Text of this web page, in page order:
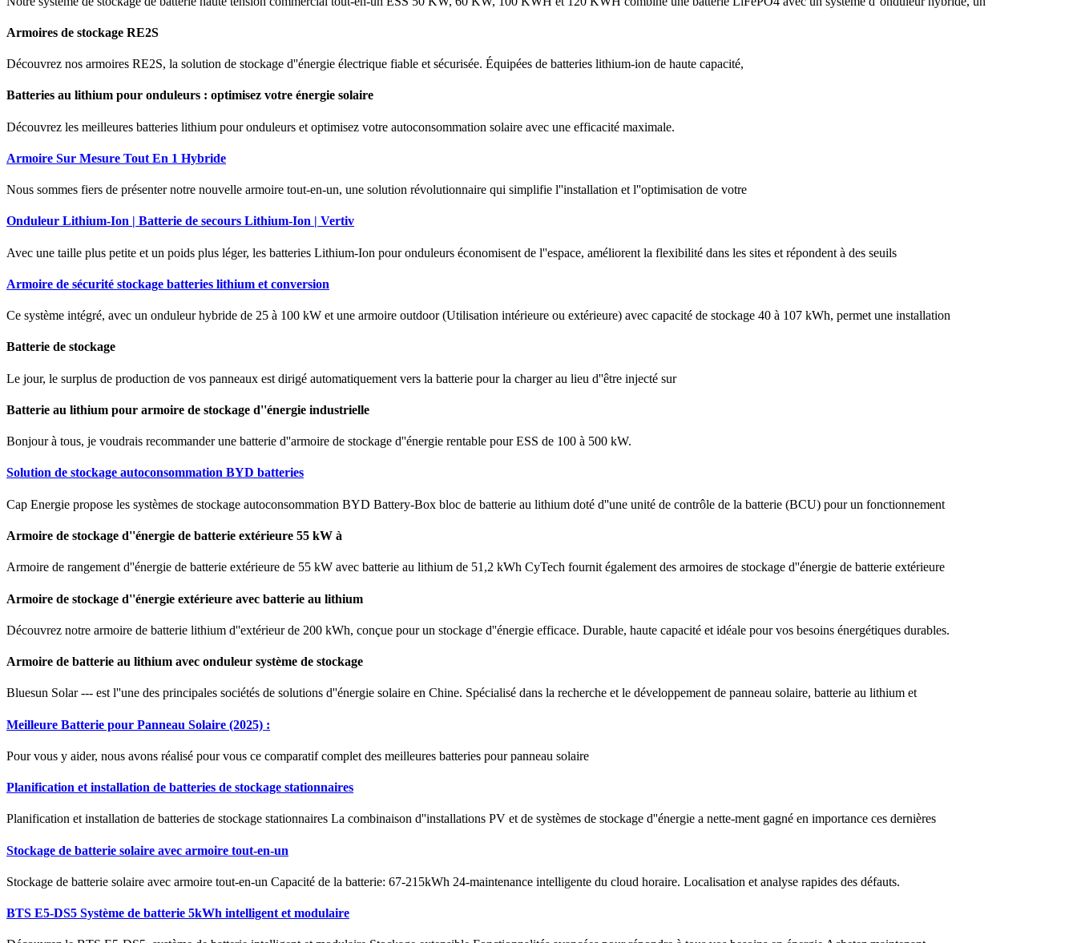
Armoires de stockage RE2S
Découvrez nos armoires RE2S, la solution de stockage d''énergie électrique fiable et sécurisée. Équipées de batteries lithium-ion de haute capacité,
Batteries au lithium pour onduleurs : optimisez votre énergie solaire
Découvrez les meilleures batteries lithium pour onduleurs et optimisez votre autoconsommation solaire avec une efficacité maximale.
Armoire Sur Mesure Tout En 1 Hybride
Nous sommes fiers de présenter notre nouvelle armoire tout-en-un, une solution révolutionnaire qui simplifie l''installation et l''optimisation de votre
Onduleur Lithium-Ion | Batterie de secours Lithium-Ion | Vertiv
Avec une taille plus petite et un poids plus léger, les batteries Lithium-Ion pour onduleurs économisent de l''espace, améliorent la flexibilité dans les sites et répondent à des seuils
Armoire de sécurité stockage batteries lithium et conversion
Ce système intégré, avec un onduleur hybride de 25 à 100 kW et une armoire outdoor (Utilisation intérieure ou extérieure) avec capacité de stockage 40 à 107 kWh, permet une installation
Batterie de stockage
Le jour, le surplus de production de vos panneaux est dirigé automatiquement vers la batterie pour la charger au lieu d''être injecté sur
Batterie au lithium pour armoire de stockage d''énergie industrielle
Bonjour à tous, je voudrais recommander une batterie d''armoire de stockage d''énergie rentable pour ESS de 100 à 500 kW.
Solution de stockage autoconsommation BYD batteries
Cap Energie propose les systèmes de stockage autoconsommation BYD Battery-Box bloc de batterie au lithium doté d''une unité de contrôle de la batterie (BCU) pour un fonctionnement
Armoire de stockage d''énergie de batterie extérieure 55 kW à
Armoire de rangement d''énergie de batterie extérieure de 55 kW avec batterie au lithium de 51,2 kWh CyTech fournit également des armoires de stockage d''énergie de batterie extérieure
Armoire de stockage d''énergie extérieure avec batterie au lithium
Découvrez notre armoire de batterie lithium d''extérieur de 200 kWh, conçue pour un stockage d''énergie efficace. Durable, haute capacité et idéale pour vos besoins énergétiques durables.
Armoire de batterie au lithium avec onduleur système de stockage
Bluesun Solar --- est l''une des principales sociétés de solutions d''énergie solaire en Chine. Spécialisé dans la recherche et le développement de panneau solaire, batterie au lithium et
Meilleure Batterie pour Panneau Solaire (2025) :
Pour vous y aider, nous avons réalisé pour vous ce comparatif complet des meilleures batteries pour panneau solaire
Planification et installation de batteries de stockage stationnaires
Planification et installation de batteries de stockage stationnaires La combinaison d''installations PV et de systèmes de stockage d''énergie a nette-ment gagné en importance ces dernières
Stockage de batterie solaire avec armoire tout-en-un
Stockage de batterie solaire avec armoire tout-en-un Capacité de la batterie: 67-215kWh 24-maintenance intelligente du cloud horaire. Localisation et analyse rapides des défauts.
BTS E5-DS5 Système de batterie 5kWh intelligent et modulaire